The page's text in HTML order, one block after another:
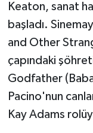
Keaton, sanat
başladı.
and Other
çapındaki
Godfather
Pacino'nun
Kay Adams